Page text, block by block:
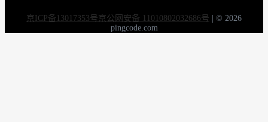
京ICP备13017353号京公网安备 11010802032686号
© 2026
pingcode.com